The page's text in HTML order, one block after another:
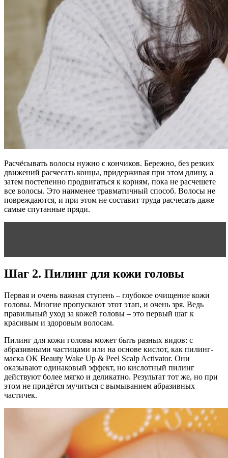
Расчёсывать волосы нужно с кончиков. Бережно, без резких
движений расчесать концы, придерживая при этом длину, а
затем постепенно продвигаться к корням, пока не расчешете
все волосы. Это наименее травматичный способ. Волосы не
повреждаются, и при этом не составит труда расчесать даже
самые спутанные пряди.
Шаг 2. Пилинг для кожи головы
Первая и очень важная ступень – глубокое очищение кожи
головы. Многие пропускают этот этап, и очень зря. Ведь
правильный уход за кожей головы – это первый шаг к
красивым и здоровым волосам.
Пилинг для кожи головы может быть разных видов: с
абразивными частицами или на основе кислот, как пилинг-
маска OK Beauty Wake Up & Peel Scalp Activator. Они
оказывают одинаковый эффект, но кислотный пилинг
действуют более мягко и деликатно. Результат тот же, но при
этом не придётся мучиться с вымыванием абразивных
частичек.